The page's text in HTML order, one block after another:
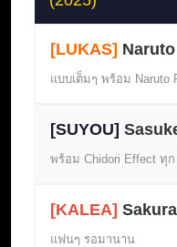
[LUKAS]
แบบเต็มๆ พร้อม Naruto
[SUYOU]
พร้อม Chidori Effect ทุก
[KALEA]
แฟนๆ รอมานาน